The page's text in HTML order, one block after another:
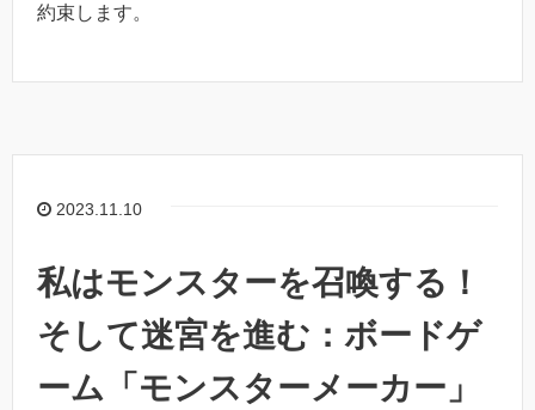
約束します。
2023.11.10
私はモンスターを召喚する！
そして迷宮を進む：ボードゲ
ーム「モンスターメーカー」